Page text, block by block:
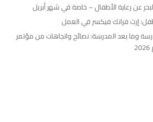
عن رعاية الأطفال – خاصة في شهر أبريل
إرث فرانك فيكسر في العمل
وما بعد المدرسة: نصائح واتجاهات من مؤتمر